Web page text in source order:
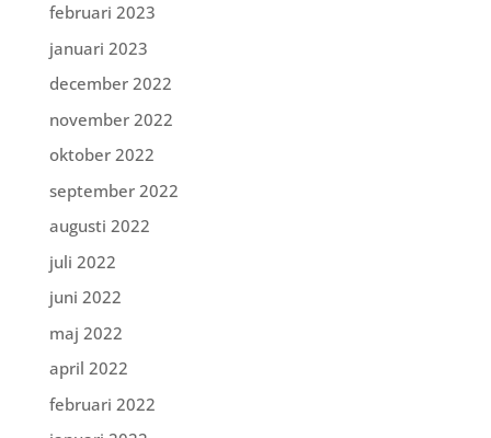
februari 2023
januari 2023
december 2022
november 2022
oktober 2022
september 2022
augusti 2022
juli 2022
juni 2022
maj 2022
april 2022
februari 2022